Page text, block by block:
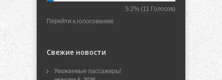
5.2% (11 Голосов)
Перейти к голосованию
Свежие новости
Уважаемые пассажиры!